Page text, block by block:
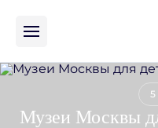
Музеи Москвы